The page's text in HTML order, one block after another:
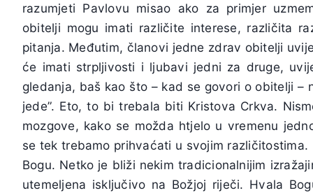
razumjeti Pavlovu misao ako za primjer
obitelji mogu imati različite interese, različita
pitanja. Međutim, članovi jedne zdrav obitelji
će imati strpljivosti i ljubavi jedni za druge,
gledanja, baš kao što – kad se govori o obitelji –
jede”. Eto, to bi trebala biti Kristova Crkva.
mozgove, kako se možda htjelo u vremenu
se tek trebamo prihvaćati u svojim
Bogu. Netko je bliži nekim tradicionalnijim
utemeljena isključivo na Božjoj riječi. Hvala